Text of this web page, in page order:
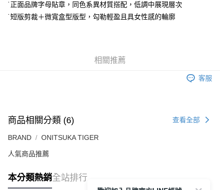
7-11取貨付款
每筆NT$80，滿NT$6,000(含以上)免運費
˙正面品牌字母貼章，同色系異材質搭配，低調中展現層次
˙短版剪裁＋微寬盒型版型，勾勒輕盈且具女性感的輪廓
相關推薦
客服
商品相關分類 (6) 查看全部
BRAND ONITSUKA TIGER
人氣商品推薦
本分類熱銷全站排行